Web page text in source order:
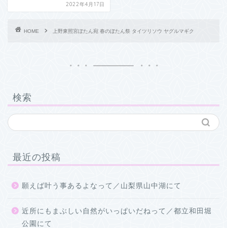
2022年4月17日
HOME 上野東照宮ぼたん宛 春のぼたん祭 タイツリソウ ヤグルマギク
検索
最近の投稿
願えば叶う事あるよなって／山梨県山中湖にて
近所にもまぶしい自然がいっぱいだねって／都立和田堀
公園にて